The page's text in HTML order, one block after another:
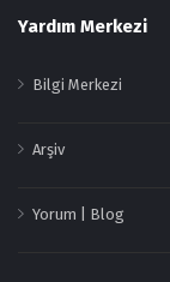
Yardım Merkezi
Bilgi Merkezi
Arşiv
Yorum | Blog